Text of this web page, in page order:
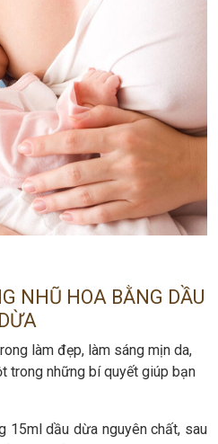
NHŨ HOA BẰNG DẦU
DỪA
làm đẹp, làm sáng mịn da,
trong những bí quyết giúp bạn
15ml dầu dừa nguyên chất, sau